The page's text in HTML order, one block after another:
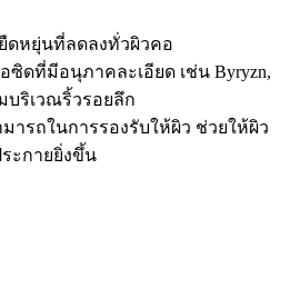
ดหยุ่นที่ลดลงทั่วผิวคอ
ซิดที่มีอนุภาคละเอียด เช่น Byryzn,
มบริเวณริ้วรอยลึก
ารถในการรองรับให้ผิว ช่วยให้ผิว
ระกายยิ่งขึ้น